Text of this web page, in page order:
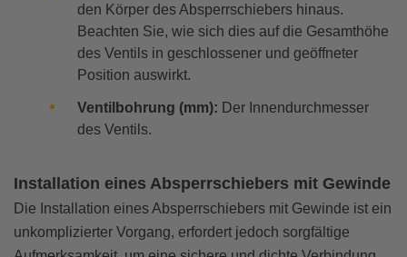
den Körper des Absperrschiebers hinaus.
Beachten Sie, wie sich dies auf die Gesamthöhe
des Ventils in geschlossener und geöffneter
Position auswirkt.
Ventilbohrung (mm): Der Innendurchmesser
des Ventils.
Installation eines Absperrschiebers mit Gewinde
Die Installation eines Absperrschiebers mit Gewinde ist ein
unkomplizierter Vorgang, erfordert jedoch sorgfältige